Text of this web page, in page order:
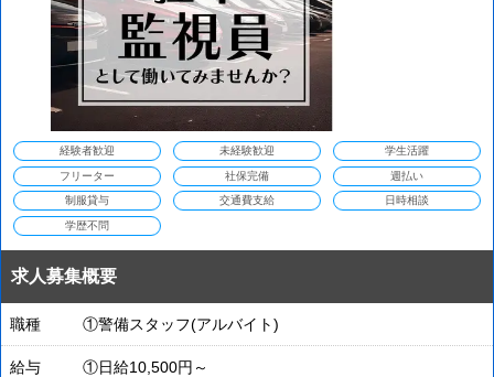
経験者歓迎 未経験歓迎 学生活躍
フリーター 社保完備 週払い
制服貸与 交通費支給 日時相談
学歴不問
求人募集概要
職種 ①警備スタッフ(アルバイト)
給与 ①日給10,500円～